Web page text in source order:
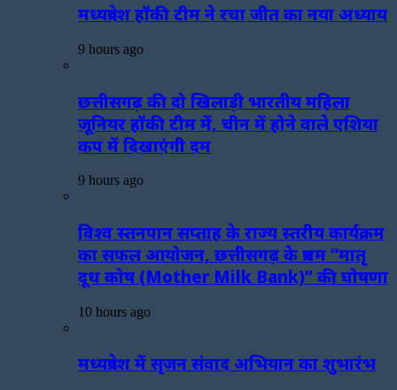
मध्यप्रदेश हॉकी टीम ने रचा जीत का नया अध्याय
9 hours ago
छत्तीसगढ़ की दो खिलाड़ी भारतीय महिला
जूनियर हॉकी टीम में, चीन में होने वाले एशिया
कप में दिखाएंगी दम
9 hours ago
विश्व स्तनपान सप्ताह के राज्य स्तरीय कार्यक्रम
का सफल आयोजन, छत्तीसगढ़ के प्रथम “मातृ
दूध कोष (Mother Milk Bank)” की घोषणा
10 hours ago
मध्यप्रदेश में सृजन संवाद अभियान का शुभारंभ